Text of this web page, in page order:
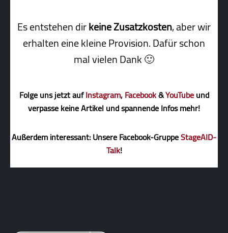
Es entstehen dirkeine Zusatzkosten, aber wir
erhalten eine kleine Pro­vi­sion. Dafür schon
mal vielen Dank 🙂
Folge uns jetzt aufInstagram,Facebook&YouTubeund
verpasse keine Artikel und spannende Infos mehr!
Außerdem interessant: Unsere Facebook-GruppeStageAID-
Talk!